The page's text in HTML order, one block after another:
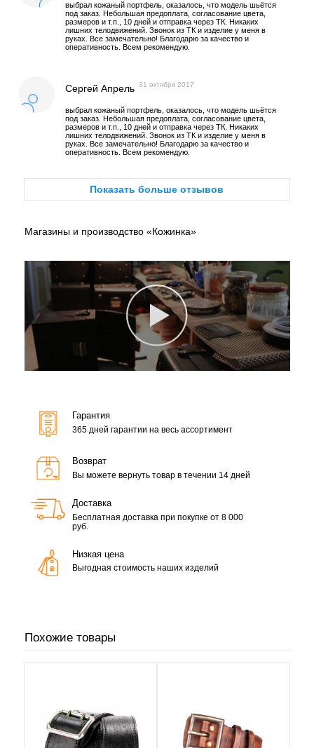
выбрал кожаный портфель, оказалось, что модель шьётся
под заказ. Небольшая предоплата, согласование цвета,
размеров и т.п., 10 дней и отправка через ТК. Никаких
лишних телодвижений. Звонок из ТК и изделие у меня в
руках. Все замечательно! Благодарю за качество и
оперативность. Всем рекомендую.
Сергей Апрель 31 октября 2017
выбрал кожаный портфель, оказалось, что модель шьётся
под заказ. Небольшая предоплата, согласование цвета,
размеров и т.п., 10 дней и отправка через ТК. Никаких
лишних телодвижений. Звонок из ТК и изделие у меня в
руках. Все замечательно! Благодарю за качество и
оперативность. Всем рекомендую.
Показать больше отзывов
Магазины и производство «Кожинка»
Гарантия
365 дней гарантии на весь ассортимент
Возврат
Вы можете вернуть товар в течении 14 дней
Доставка
Бесплатная доставка при покупке от 8 000
руб.
Низкая цена
Выгодная стоимость наших изделий
Похожие товары